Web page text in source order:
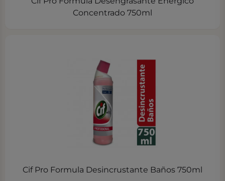
Concentrado 750ml
Cif Pro Formula Desincrustante Baños 750ml